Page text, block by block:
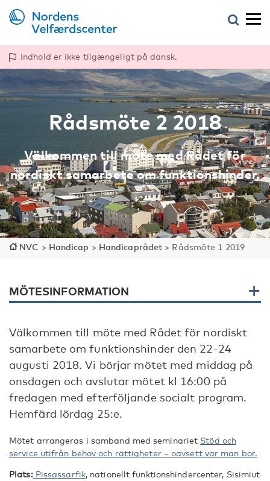
Indhold er ikke tilgængeligt på dansk.
Rådsmöte 2 2018
Välkommen till möte med Rådet för
nordiskt samarbete om funktionshinder.
NVC > Handicap > Handicaprådet > Rådsmöte 1 2019
MÖTESINFORMATION
Välkommen till möte med Rådet för nordiskt
samarbete om funktionshinder den 22-24
augusti 2018. Vi börjar mötet med middag på
onsdagen och avslutar mötet kl 16:00 på
fredagen med efterföljande socialt program.
Hemfärd lördag 25:e.
Mötet arrangeras i samband med seminariet Stöd och
service utifrån behov och rättigheter – oavsett var man bor.
Plats: Pissassarfik, nationellt funktionshindercenter, Sisimiut